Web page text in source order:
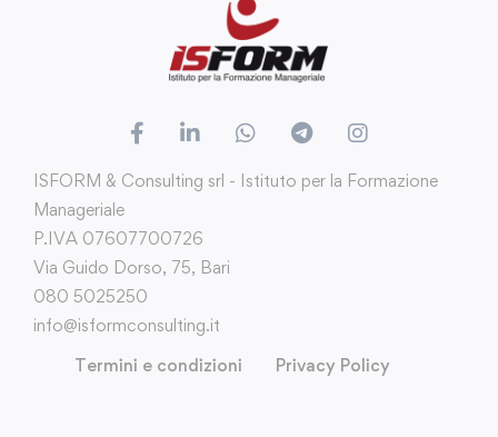
ISFORM & Consulting srl - Istituto per la Formazione
Manageriale
P.IVA 07607700726
Via Guido Dorso, 75, Bari
080 5025250
info@isformconsulting.it
Termini e condizioni
Privacy Policy